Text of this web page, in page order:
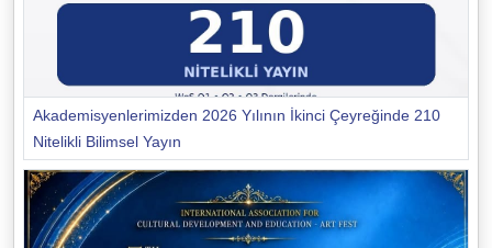
Akademisyenlerimizden 2026 Yılının İkinci Çeyreğinde 210
Nitelikli Bilimsel Yayın